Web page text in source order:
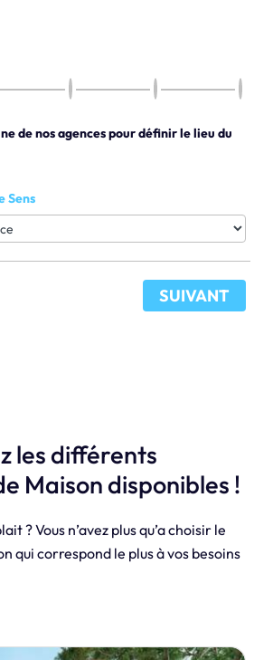
de nos agences pour définir le lieu du
Sens
SUIVANT
les différents
Maison disponibles !
? Vous n’avez plus qu’a choisir le
qui correspond le plus à vos besoins